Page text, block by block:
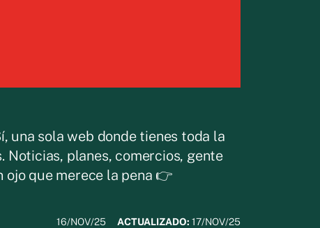
una sola web donde tienes toda la
Noticias, planes, comercios, gente
que merece la pena 👉
16/NOV/25 ACTUALIZADO: 17/NOV/25